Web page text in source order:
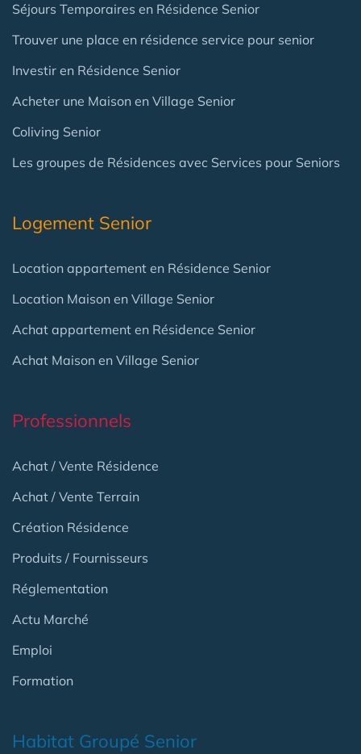
Séjours Temporaires en Résidence Senior
Trouver une place en résidence service pour senior
Investir en Résidence Senior
Acheter une Maison en Village Senior
Coliving Senior
Les groupes de Résidences avec Services pour Seniors
Logement Senior
Location appartement en Résidence Senior
Location Maison en Village Senior
Achat appartement en Résidence Senior
Achat Maison en Village Senior
Professionnels
Achat / Vente Résidence
Achat / Vente Terrain
Création Résidence
Produits / Fournisseurs
Réglementation
Actu Marché
Emploi
Formation
Habitat Groupé Senior